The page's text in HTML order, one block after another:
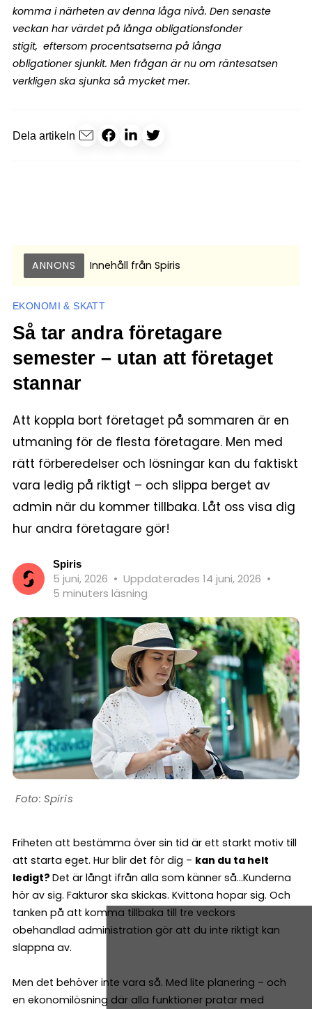
komma i närheten av denna låga nivå. Den senaste
veckan har värdet på långa obligationsfonder
stigit, eftersom procentsatserna på långa
obligationer sjunkit. Men frågan är nu om räntesatsen
verkligen ska sjunka så mycket mer.
Dela artikeln
ANNONS Innehåll från Spiris
EKONOMI & SKATT
Så tar andra företagare
semester – utan att företaget
stannar
Att koppla bort företaget på sommaren är en
utmaning för de flesta företagare. Men med
rätt förberedelser och lösningar kan du faktiskt
vara ledig på riktigt – och slippa berget av
admin när du kommer tillbaka. Låt oss visa dig
hur andra företagare gör!
Spiris
5 juni, 2026 • Uppdaterades 14 juni, 2026 •
5 minuters läsning
Spiris
Friheten att bestämma över sin tid är ett starkt motiv till
att starta eget. Hur blir det för dig – kan du ta helt
ledigt? Det är långt ifrån alla som känner så…Kunderna
hör av sig. Fakturor ska skickas. Kvittona hopar sig. Och
tanken på att komma tillbaka till tre veckors
obehandlad administration gör att du inte riktigt kan
slappna av.
Men det behöver inte vara så. Med lite planering – och
en ekonomilösning där alla funktioner pratar med